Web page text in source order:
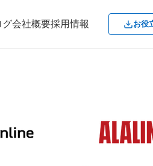
グ会社概要採用情報 お役